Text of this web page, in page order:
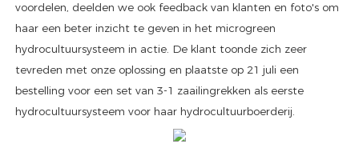
voordelen, deelden we ook feedback van klanten en foto's om
haar een beter inzicht te geven in het microgreen
hydrocultuursysteem in actie. De klant toonde zich zeer
tevreden met onze oplossing en plaatste op 21 juli een
bestelling voor een set van 3-1 zaailingrekken als eerste
hydrocultuursysteem voor haar hydrocultuurboerderij.